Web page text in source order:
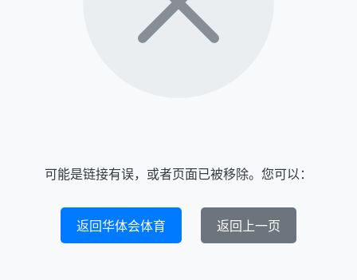
可能是链接有误，或者页面已被移除。您可以：
返回华体会体育 返回上一页